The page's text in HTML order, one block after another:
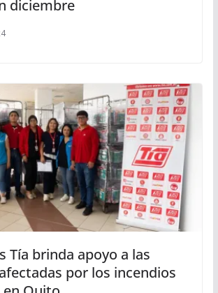
diciembre
Tía brinda apoyo a las
por los incendios